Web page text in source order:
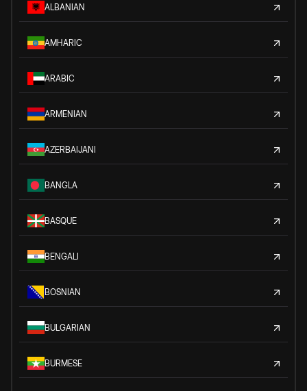
ALBANIAN
AMHARIC
ARABIC
ARMENIAN
AZERBAIJANI
BANGLA
BASQUE
BENGALI
BOSNIAN
BULGARIAN
BURMESE